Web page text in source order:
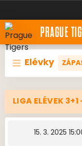
PRAGUE
Elévky
LIGA ELÉVEK
15. 3. 2025